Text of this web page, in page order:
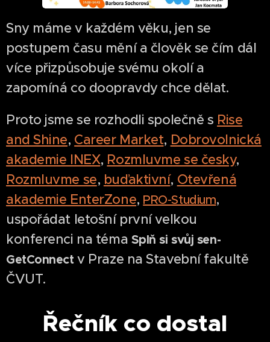
Sny máme v každém věku, jen se
postupem času mění a člověk se čím dál
více přizpůsobuje svému okolí a
zapomíná co doopravdy chce dělat.
Proto jsme se rozhodli společně s Rise
and Shine, Career Market, Dobrovolnická
akademie INEX, Rozmluvme se česky,
Rozmluvme se, buďaktivní, Otevřená
akademie EnterZone, PRO-Studium,
uspořádat letošní první velkou
konferenci na téma Splň si svůj sen-
GetConnectv Praze na Stavební fakultě
ČVUT.
Řečník co dostal